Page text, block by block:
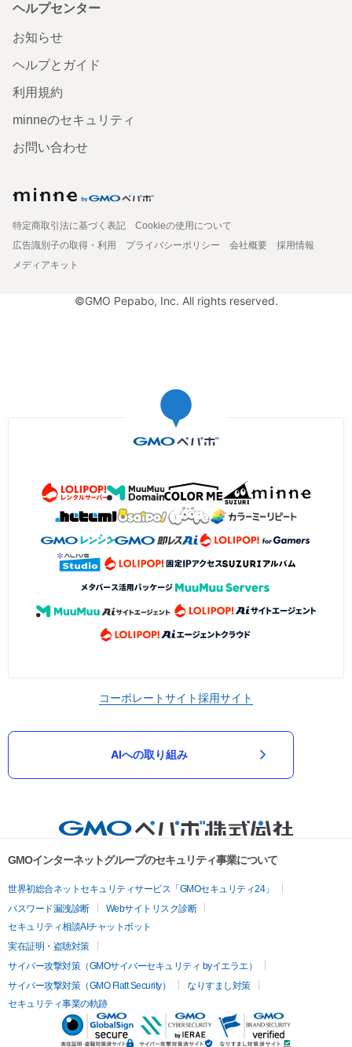
ヘルプセンター
お知らせ
ヘルプとガイド
利用規約
minneのセキュリティ
お問い合わせ
特定商取引法に基づく表記
Cookieの使用について
広告識別子の取得・利用
プライバシーポリシー 会社概要
採用情報
メディアキット
©GMO Pepabo, Inc. All rights reserved.
コーポレートサイト採用サイト
AIへの取り組み
GMOインターネットグループのセキュリティ事業について
世界初総合ネットセキュリティサービス「GMOセキュリティ24」
パスワード漏洩診断
Webサイトリスク診断
セキュリティ相談AIチャットボット
実在証明・盗聴対策
サイバー攻撃対策（GMOサイバーセキュリティ byイエラエ）
サイバー攻撃対策（GMO Flatt Security）
なりすまし対策
セキュリティ事業の軌跡